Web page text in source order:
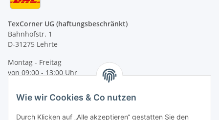
TexCorner UG (haftungsbeschränkt)
Bahnhofstr. 1
D-31275 Lehrte
Montag - Freitag
von 09:00 - 13:00 Uhr
Tel: +49 (0) 5132 8230689
Wie wir Cookies & Co nutzen
Durch Klicken auf „Alle akzeptieren“ gestatten Sie den